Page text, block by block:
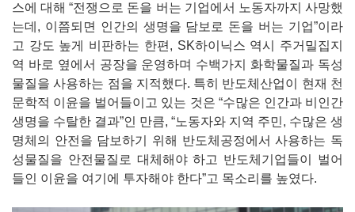
스에 대해 “전쟁으로 돈을 버는 기업에서 노동자까지 사망했
는데, 이쯤되면 인간의 생명을 담보로 돈을 버는 기업”이라
고 강도 높게 비판하는 한편, SK하이닉스 역시 주거밀집지
역 바로 옆에서 공장을 운영하며 수백가지 화학물질과 독성
물질을 사용하는 점을 지적했다. 특히 반도체산업이 현재 천
문학적 이윤을 벌어들이고 있는 것은 “수많은 인간과 비인간
생명을 수탈한 결과”인 만큼, “노동자와 지역 주민, 수많은 생
명체의 안전을 담보하기 위해 반도체공정에서 사용하는 독
성물질을 안전물질로 대체해야 하고 반도체기업들이 벌어
들인 이윤을 여기에 투자해야 한다”고 목소리를 높였다.